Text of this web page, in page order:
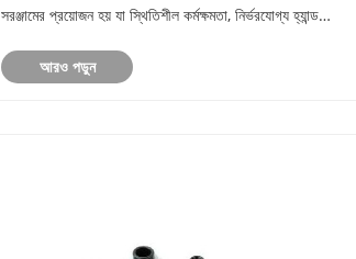
সরঞ্জামের প্রয়োজন হয় যা স্থিতিশীল কর্মক্ষমতা, নির্ভরযোগ্য হ্যান্ডলিং
আরও পড়ুন